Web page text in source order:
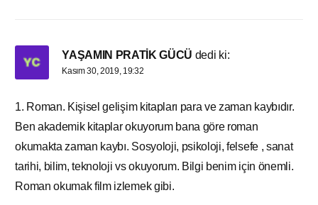
YAŞAMIN PRATİK GÜCÜ dedi ki:
Kasım 30, 2019, 19:32
1. Roman. Kişisel gelişim kitapları para ve zaman kaybıdır.
Ben akademik kitaplar okuyorum bana göre roman
okumakta zaman kaybı. Sosyoloji, psikoloji, felsefe , sanat
tarihi, bilim, teknoloji vs okuyorum. Bilgi benim için önemli.
Roman okumak film izlemek gibi.